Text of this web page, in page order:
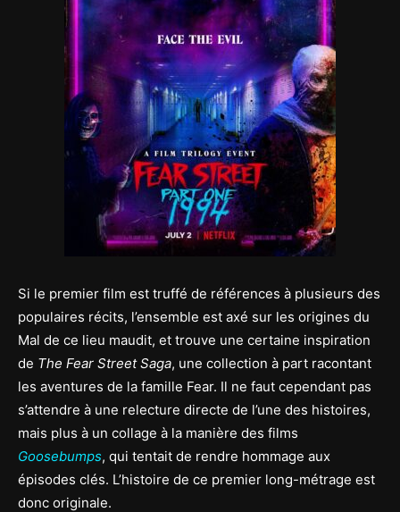
Si le premier film est truffé de références à plusieurs des
populaires récits, l’ensemble est axé sur les origines du
Mal de ce lieu maudit, et trouve une certaine inspiration
de The Fear Street Saga, une collection à part racontant
les aventures de la famille Fear. Il ne faut cependant pas
s’attendre à une relecture directe de l’une des histoires,
mais plus à un collage à la manière des films
Goosebumps, qui tentait de rendre hommage aux
épisodes clés. L’histoire de ce premier long-métrage est
donc originale.